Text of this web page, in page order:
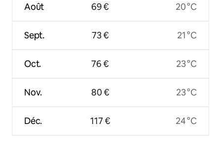
Août
Sept.
Oct.
Nov.
Déc.
69 €
73 €
76 €
80 €
117 €
20 °C
21 °C
23 °C
23 °C
24 °C